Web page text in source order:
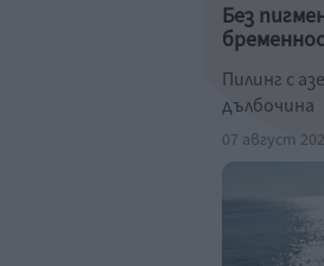
Без
Пилинг с
дълбочина
07 август